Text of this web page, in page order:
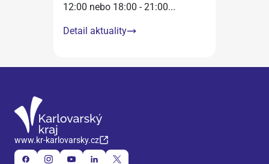
12:00 nebo 18:00 - 21:00...
Detail aktuality
www.kr-karlovarsky.cz